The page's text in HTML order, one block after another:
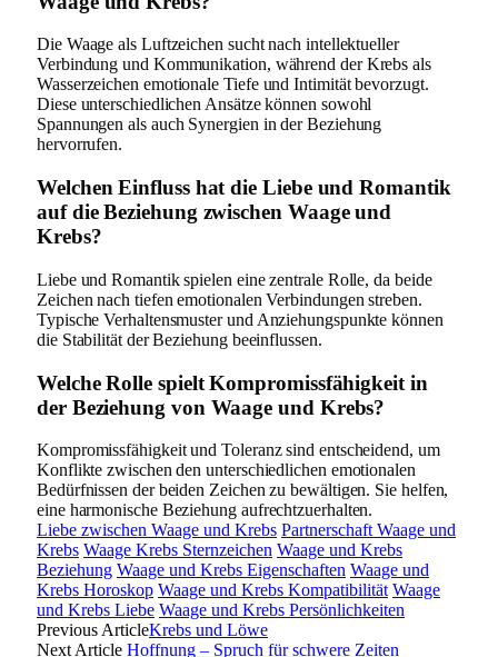
Die Waage als Luftzeichen sucht nach intellektueller
Verbindung und Kommunikation, während der Krebs als
Wasserzeichen emotionale Tiefe und Intimität bevorzugt.
Diese unterschiedlichen Ansätze können sowohl
Spannungen als auch Synergien in der Beziehung
hervorrufen.
Welchen Einfluss hat die Liebe und Romantik
auf die Beziehung zwischen Waage und
Krebs?
Liebe und Romantik spielen eine zentrale Rolle, da beide
Zeichen nach tiefen emotionalen Verbindungen streben.
Typische Verhaltensmuster und Anziehungspunkte können
die Stabilität der Beziehung beeinflussen.
Welche Rolle spielt Kompromissfähigkeit in
der Beziehung von Waage und Krebs?
Kompromissfähigkeit und Toleranz sind entscheidend, um
Konflikte zwischen den unterschiedlichen emotionalen
Bedürfnissen der beiden Zeichen zu bewältigen. Sie helfen,
eine harmonische Beziehung aufrechtzuerhalten.
Liebe zwischen Waage und Krebs Partnerschaft Waage und
Krebs Waage Krebs Sternzeichen Waage und Krebs
Beziehung Waage und Krebs Eigenschaften Waage und
Krebs Horoskop Waage und Krebs Kompatibilität Waage
und Krebs Liebe Waage und Krebs Persönlichkeiten
Previous ArticleKrebs und Löwe
Next Article Hoffnung – Spruch für schwere Zeiten